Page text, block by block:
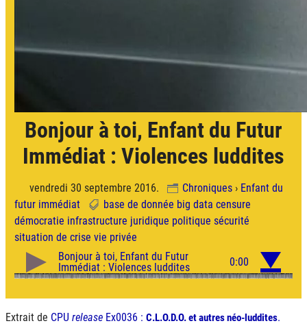
Bonjour à toi, Enfant du Futur
Immédiat : Violences luddites
vendredi 30 septembre 2016. Chroniques› Enfant du
futur immédiat
base de donnée big data censure
démocratie infrastructure juridique politique sécurité
situation de crise vie privée
Extrait de CPU release Ex0036 : C.L.O.D.O.et autres néo-luddites.